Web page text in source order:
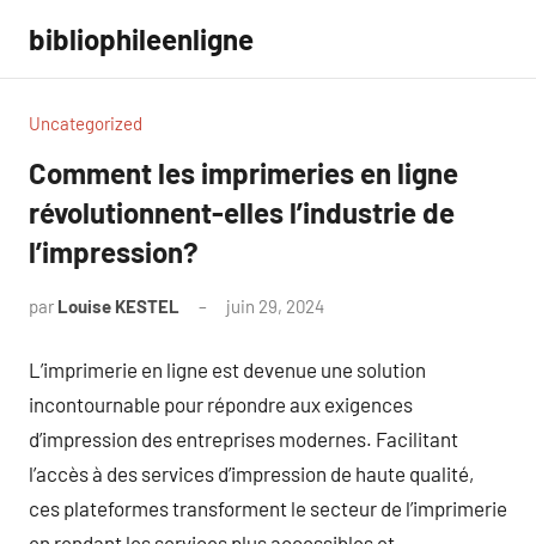
contenu
bibliophileenligne
Uncategorized
Comment les imprimeries en ligne
révolutionnent-elles l’industrie de
l’impression?
par Louise KESTEL juin 29, 2024
L’imprimerie en ligne est devenue une solution
incontournable pour répondre aux exigences
d’impression des entreprises modernes. Facilitant
l’accès à des services d’impression de haute qualité,
ces plateformes transforment le secteur de l’imprimerie